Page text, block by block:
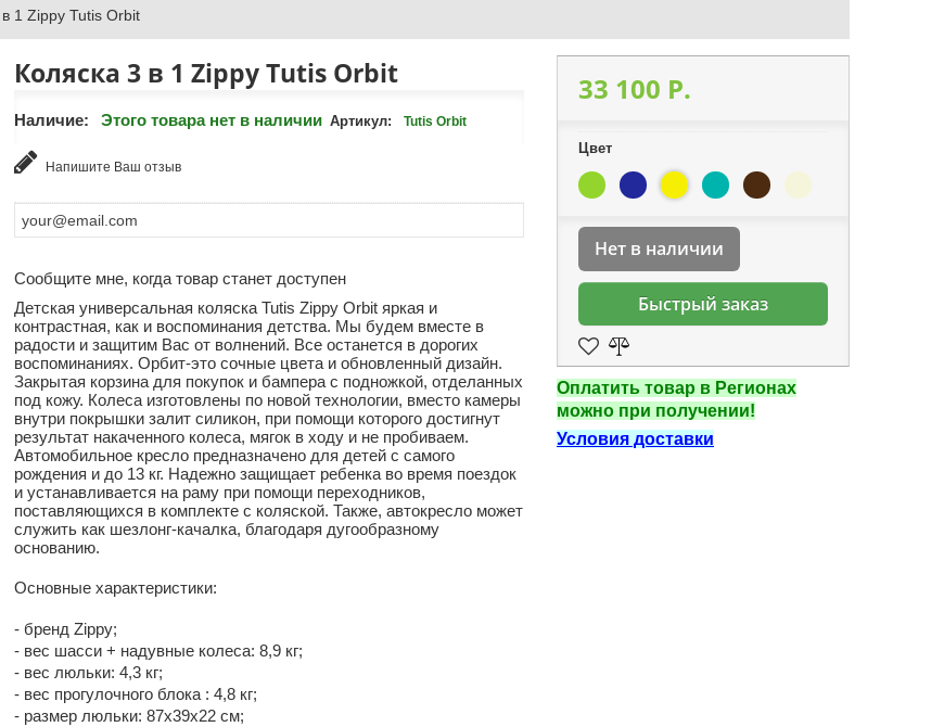
1 Zippy Tutis Orbit
Коляска 3 в 1 Zippy Tutis Orbit
Наличие: Этого товара нет в наличии Артикул: Tutis Orbit
Напишите Ваш отзыв
Сообщите мне, когда товар станет доступен
Детская универсальная коляска Tutis Zippy Orbit яркая и
контрастная, как и воспоминания детства. Мы будем вместе в
радости и защитим Вас от волнений. Все останется в дорогих
воспоминаниях. Орбит-это сочные цвета и обновленный дизайн.
Закрытая корзина для покупок и бампера с подножкой, отделанных
под кожу. Колеса изготовлены по новой технологии, вместо камеры
внутри покрышки залит силикон, при помощи которого достигнут
результат накаченного колеса, мягок в ходу и не пробиваем.
Автомобильное кресло предназначено для детей с самого
рождения и до 13 кг. Надежно защищает ребенка во время поездок
и устанавливается на раму при помощи переходников,
поставляющихся в комплекте с коляской. Также, автокресло может
служить как шезлонг-качалка, благодаря дугообразному
основанию.
Основные характеристики:
- бренд Zippy;
- вес шасси + надувные колеса: 8,9 кг;
- вес люльки: 4,3 кг;
- вес прогулочного блока : 4,8 кг;
- размер люльки: 87х39х22 см;
33 100 P.
Цвет
Нет в наличии
Быстрый заказ
Оплатить товар в Регионах
можно при получении!
Условия доставки